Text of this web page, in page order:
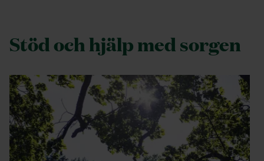
Stöd och hjälp med sorgen